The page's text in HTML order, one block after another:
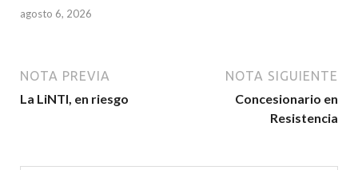
agosto 6, 2026
NOTA PREVIA
La LiNTI, en riesgo
NOTA SIGUIENTE
Concesionario en
Resistencia